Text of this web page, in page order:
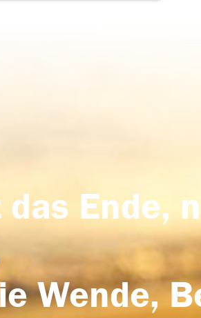
Ende,
Wende,